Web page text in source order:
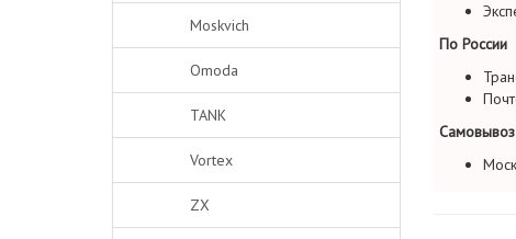
Moskvich
Omoda
TANK
Vortex
ZX
По России
Самовывоз